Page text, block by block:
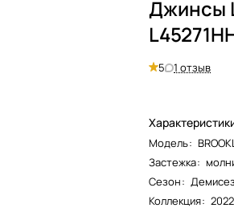
Джинсы
5 1 отзыв
Модель:
Застежка:
Сезон:
Коллекция: 2022